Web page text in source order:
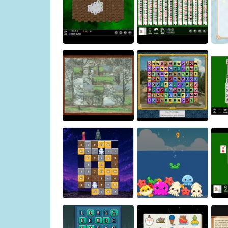
Hexagonal Minesweeper
- Unblocked
Quad FreeCell
Art Puzzle 2 Art Shisen-sho